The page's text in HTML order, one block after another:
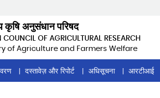
कृषि अनुसंधान परिषद
COUNCIL OF AGRICULTURAL RESEARCH
of Agriculture and Farmers Welfare
दस्तावेज़ और रिपोर्ट अधिसूचना आरटीआई